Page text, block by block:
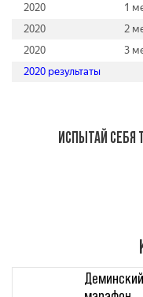
2020
1
2020
2
2020
3
2020 результаты
ИСПЫТАЙ СЕБЯ
Деминский